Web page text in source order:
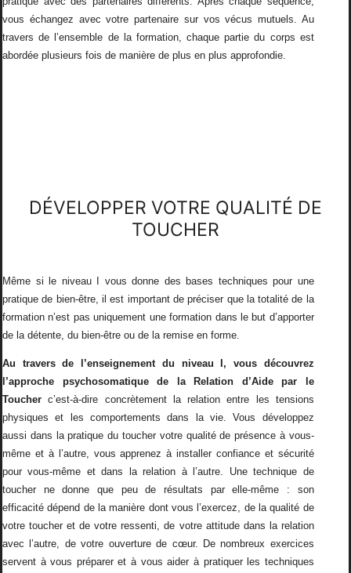
vous échangez avec votre partenaire sur vos vécus mutuels. Au
travers de l’ensemble de la formation, chaque partie du corps est
abordée plusieurs fois de manière de plus en plus approfondie.
DÉVELOPPER VOTRE QUALITÉ DE
TOUCHER
Même si le niveau I vous donne des bases techniques pour une
pratique de bien-être, il est important de préciser que la totalité de la
formation n’est pas uniquement une formation dans le but d’apporter
de la détente, du bien-être ou de la remise en forme.
Au travers de l’enseignement du niveau I, vous découvrez
l’approche psychosomatique de la Relation d’Aide par le
Toucher c’est-à-dire concrètement la relation entre les tensions
physiques et les comportements dans la vie. Vous développez
aussi dans la pratique du toucher votre qualité de présence à vous-
même et à l’autre, vous apprenez à installer confiance et sécurité
pour vous-même et dans la relation à l’autre. Une technique de
toucher ne donne que peu de résultats par elle-même : son
efficacité dépend de la manière dont vous l’exercez, de la qualité de
votre toucher et de votre ressenti, de votre attitude dans la relation
avec l’autre, de votre ouverture de cœur. De nombreux exercices
servent à vous préparer et à vous aider à pratiquer les techniques